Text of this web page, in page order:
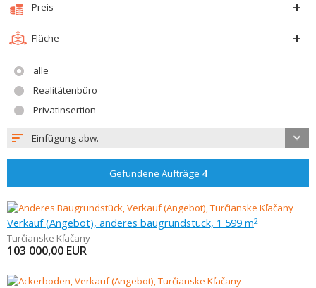
Preis
Fläche
alle
Realitätenbüro
Privatinsertion
Einfügung abw.
Gefundene Aufträge 4
Verkauf (Angebot), anderes baugrundstück, 1 599 m2
Turčianske Kľačany
103 000,00 EUR